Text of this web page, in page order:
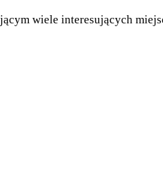
wiele interesujących